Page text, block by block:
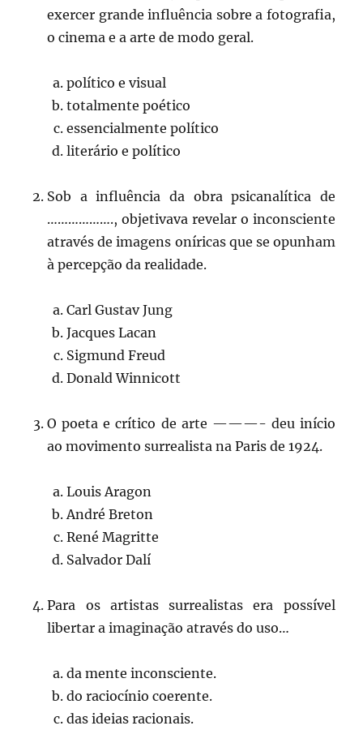
exercer grande influência sobre a fotografia,
o cinema e a arte de modo geral.
político e visual
totalmente poético
essencialmente político
literário e político
Sob a influência da obra psicanalítica de
………………., objetivava revelar o inconsciente
através de imagens oníricas que se opunham
à percepção da realidade.
Carl Gustav Jung
Jacques Lacan
Sigmund Freud
Donald Winnicott
O poeta e crítico de arte ———- deu início
ao movimento surrealista na Paris de 1924.
Louis Aragon
André Breton
René Magritte
Salvador Dalí
Para os artistas surrealistas era possível
libertar a imaginação através do uso…
da mente inconsciente.
do raciocínio coerente.
das ideias racionais.